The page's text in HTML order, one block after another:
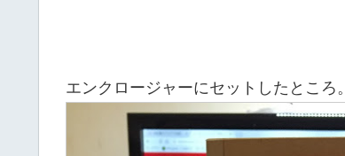
エンクロージャーにセットしたところ。